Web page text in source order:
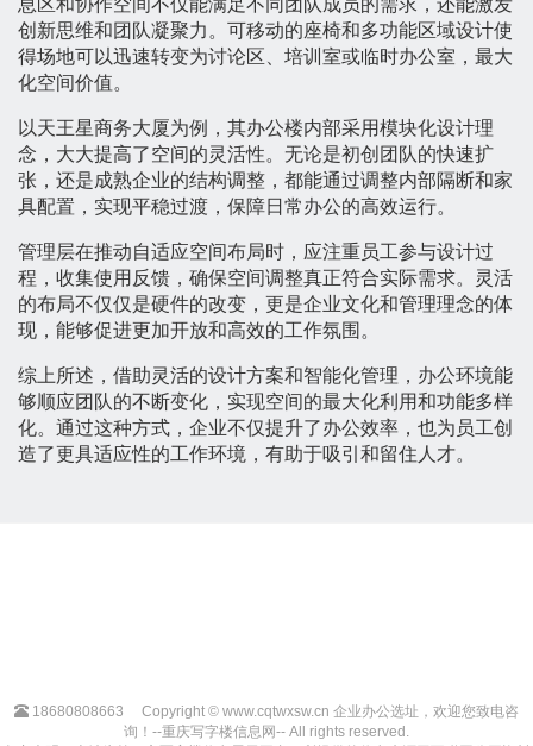
息区和协作空间不仅能满足不同团队成员的需求，还能激发
创新思维和团队凝聚力。可移动的座椅和多功能区域设计使
得场地可以迅速转变为讨论区、培训室或临时办公室，最大
化空间价值。
以天王星商务大厦为例，其办公楼内部采用模块化设计理
念，大大提高了空间的灵活性。无论是初创团队的快速扩
张，还是成熟企业的结构调整，都能通过调整内部隔断和家
具配置，实现平稳过渡，保障日常办公的高效运行。
管理层在推动自适应空间布局时，应注重员工参与设计过
程，收集使用反馈，确保空间调整真正符合实际需求。灵活
的布局不仅仅是硬件的改变，更是企业文化和管理理念的体
现，能够促进更加开放和高效的工作氛围。
综上所述，借助灵活的设计方案和智能化管理，办公环境能
够顺应团队的不断变化，实现空间的最大化利用和功能多样
化。通过这种方式，企业不仅提升了办公效率，也为员工创
造了更具适应性的工作环境，有助于吸引和留住人才。
18680808663
Copyright © www.cqtwxsw.cn 企业办公选址，欢迎您致电咨
询！--重庆写字楼信息网-- All rights reserved.